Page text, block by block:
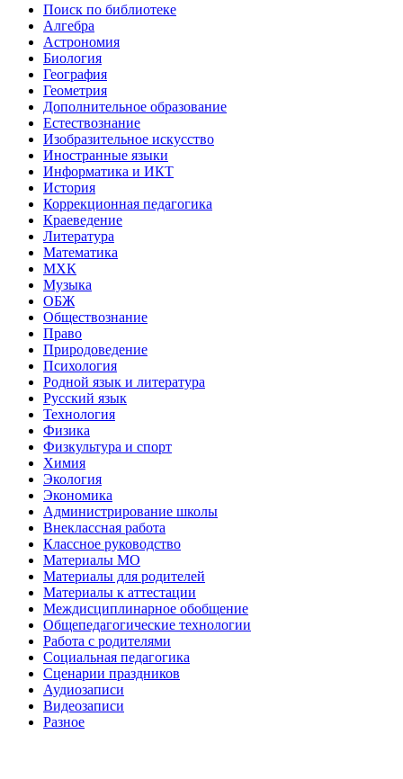
Поиск по библиотеке
Алгебра
Астрономия
Биология
География
Геометрия
Дополнительное образование
Естествознание
Изобразительное искусство
Иностранные языки
Информатика и ИКТ
История
Коррекционная педагогика
Краеведение
Литература
Математика
МХК
Музыка
ОБЖ
Обществознание
Право
Природоведение
Психология
Родной язык и литература
Русский язык
Технология
Физика
Физкультура и спорт
Химия
Экология
Экономика
Администрирование школы
Внеклассная работа
Классное руководство
Материалы МО
Материалы для родителей
Материалы к аттестации
Междисциплинарное обобщение
Общепедагогические технологии
Работа с родителями
Социальная педагогика
Сценарии праздников
Аудиозаписи
Видеозаписи
Разное